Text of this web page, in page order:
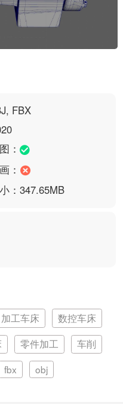
FBX
：
：
：347.65MB
加工车床
数控车床
零件加工
车削
fbx obj